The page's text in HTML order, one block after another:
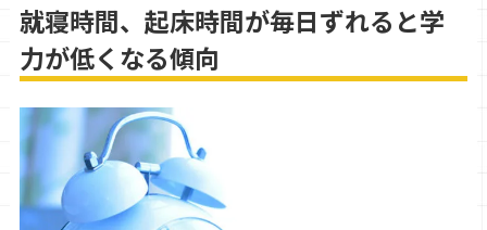
就寝時間、起床時間が毎日ずれると学
力が低くなる傾向